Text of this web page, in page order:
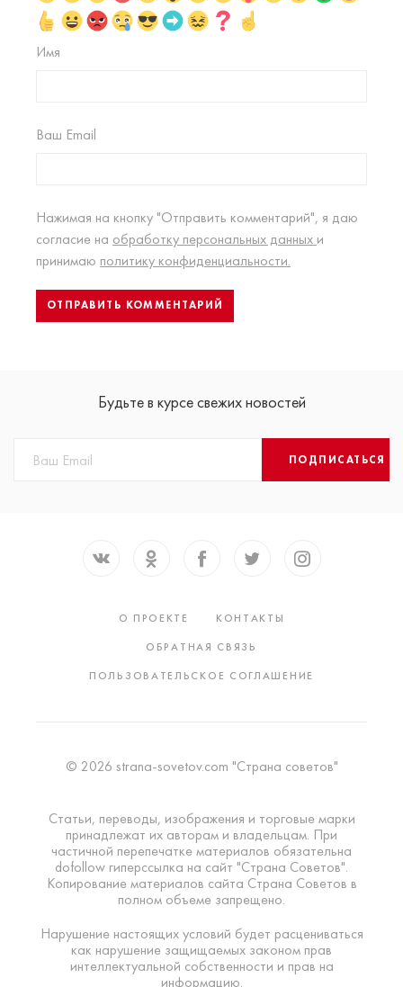
Имя
Ваш Email
Нажимая на кнопку "Отправить комментарий", я даю
согласие на обработку персональных данных и
принимаю политику конфиденциальности.
Будьте в курсе свежих новостей
ПОДПИСАТЬСЯ
О ПРОЕКТЕ
КОНТАКТЫ
ОБРАТНАЯ СВЯЗЬ
ПОЛЬЗОВАТЕЛЬСКОЕ СОГЛАШЕНИЕ
© 2026 strana-sovetov.com "Страна советов"
Статьи, переводы, изображения и торговые марки
принадлежат их авторам и владельцам. При
частичной перепечатке материалов обязательна
dofollow гиперссылка на сайт "Страна Советов".
Копирование материалов сайта Страна Советов в
полном объеме запрещено.
Нарушение настоящих условий будет расцениваться
как нарушение защищаемых законом прав
интеллектуальной собственности и прав на
информацию.